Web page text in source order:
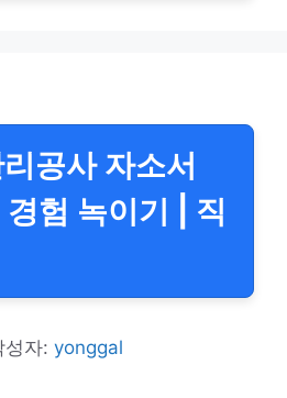
공사 자소서
험 녹이기 | 직
성자: yonggal